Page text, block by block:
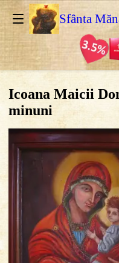
Sfânta
Icoana Maicii
minuni